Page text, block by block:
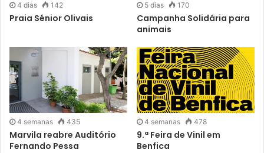
4 dias 142
Praia Sénior Olivais
5 dias 170
Campanha Solidária para
animais
4 semanas 435
Marvila reabre Auditório
Fernando Pessa
4 semanas 478
9.ª Feira de Vinil em
Benfica